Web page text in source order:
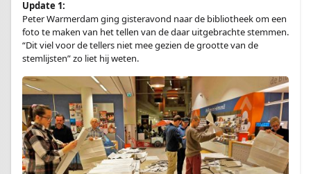
Update 1:
Peter Warmerdam ging gisteravond naar de bibliotheek om een
foto te maken van het tellen van de daar uitgebrachte stemmen.
“Dit viel voor de tellers niet mee gezien de grootte van de
stemlijsten” zo liet hij weten.